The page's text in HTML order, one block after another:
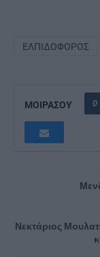
ΕΛΠΙΔΟΦΌΡΟΣ
ΜΟΙΡΑΣΟΥ 0
Νεκτάριος